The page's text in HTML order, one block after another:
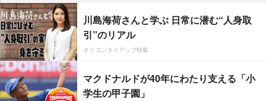
川島海荷さんと学ぶ 日常に潜む“人身取
引”のリアル
オリコンタイアップ特集
マクドナルドが40年にわたり支える「小
学生の甲子園」